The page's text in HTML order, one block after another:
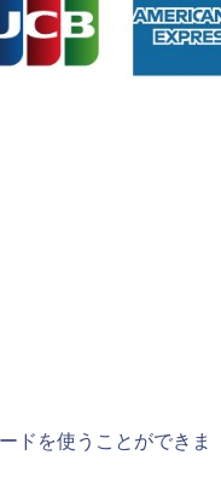
ドを使うことができま